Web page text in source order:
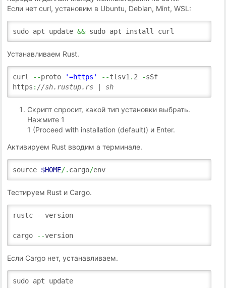
Если нет curl, установим в Ubuntu, Debian, Mint, WSL:
sudo apt update&&sudo apt install curl
Устанавливаем Rust.
curl --proto '=https' --tlsv1. 2 -sSf
https : //sh.rustup.rs | sh
Скрипт спросит, какой тип установки выбрать.
Нажмите 1
1 (Proceed with installation (default)) и Enter.
Активируем Rust вводим а терминале.
source $HOME/. cargo/env
Тестируем Rust и Cargo.
rustc --version
cargo --version
Если Cargo нет, устанавливаем.
sudo apt update